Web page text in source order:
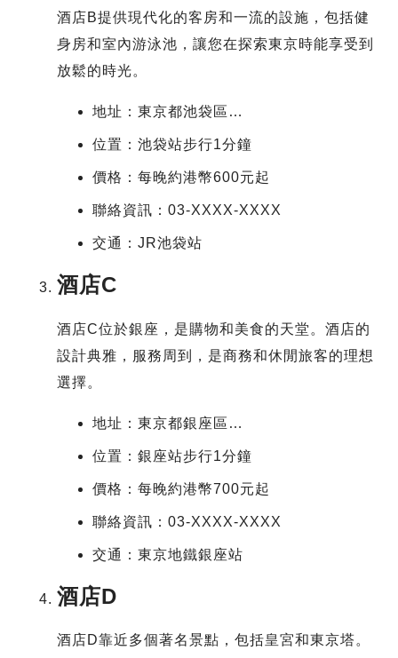
酒店B提供現代化的客房和一流的設施，包括健
身房和室內游泳池，讓您在探索東京時能享受到
放鬆的時光。
地址：東京都池袋區…
位置：池袋站步行1分鐘
價格：每晚約港幣600元起
聯絡資訊：03-XXXX-XXXX
交通：JR池袋站
酒店C
酒店C位於銀座，是購物和美食的天堂。酒店的
設計典雅，服務周到，是商務和休閒旅客的理想
選擇。
地址：東京都銀座區…
位置：銀座站步行1分鐘
價格：每晚約港幣700元起
聯絡資訊：03-XXXX-XXXX
交通：東京地鐵銀座站
酒店D
酒店D靠近多個著名景點，包括皇宮和東京塔。